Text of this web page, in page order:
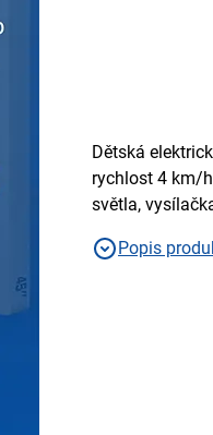
Dětská
rychlost 4 km/
světla,
Popis